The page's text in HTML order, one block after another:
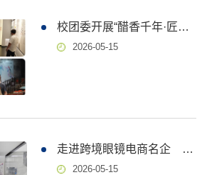
校团委开展“醋香千年·匠心筑岗”职业体验主题团日活动
2026-05-15
走进跨境眼镜电商名企 筑梦启航“职”引新未来
2026-05-15